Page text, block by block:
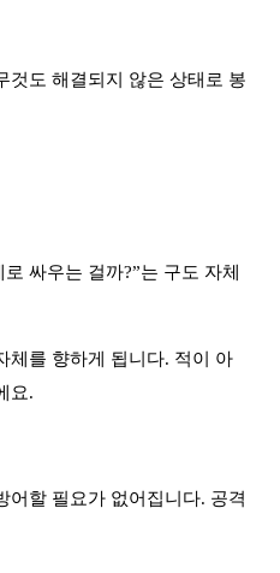
것도 해결되지 않은 상태로 봉
싸우는 걸까?”는 구도 자체
체를 향하게 됩니다. 적이 아
요.
어할 필요가 없어집니다. 공격